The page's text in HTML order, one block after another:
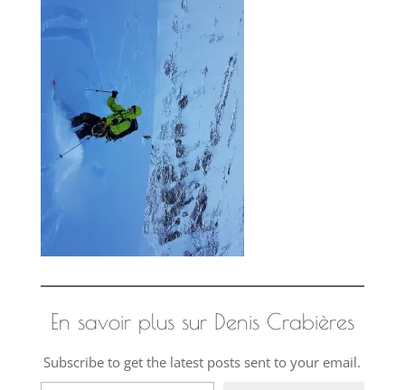
En savoir plus sur Denis Crabières
Subscribe to get the latest posts sent to your email.
Saisissez votre adresse e-mail…